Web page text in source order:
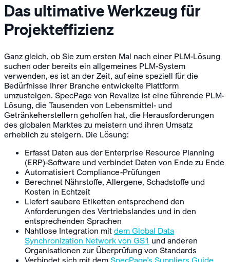
Das ultimative Werkzeug für
Projekteffizienz
Ganz gleich, ob Sie zum ersten Mal nach einer PLM-Lösung
suchen oder bereits ein allgemeines PLM-System
verwenden, es ist an der Zeit, auf eine speziell für die
Bedürfnisse Ihrer Branche entwickelte Plattform
umzusteigen. SpecPage von Revalize ist eine führende PLM-
Lösung, die Tausenden von Lebensmittel- und
Getränkeherstellern geholfen hat, die Herausforderungen
des globalen Marktes zu meistern und ihren Umsatz
erheblich zu steigern. Die Lösung:
Erfasst Daten aus der Enterprise Resource Planning
(ERP)-Software und verbindet Daten von Ende zu Ende
Automatisiert Compliance-Prüfungen
Berechnet Nährstoffe, Allergene, Schadstoffe und
Kosten in Echtzeit
Liefert saubere Etiketten entsprechend den
Anforderungen des Vertriebslandes und in den
entsprechenden Sprachen
Nahtlose Integration mit dem Global Data
Synchronization Network von GS1 und anderen
Organisationen zur Überprüfung von Standards
Verbindet sich mit dem SpecPage’s Suppliers Guide